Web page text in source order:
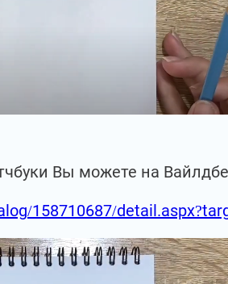
Вы можете на
158710687/